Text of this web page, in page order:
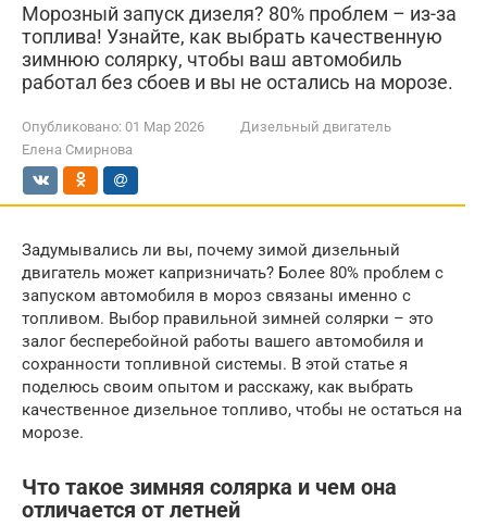
Морозный запуск дизеля? 80% проблем – из-за
топлива! Узнайте, как выбрать качественную
зимнюю солярку, чтобы ваш автомобиль
работал без сбоев и вы не остались на морозе.
Опубликовано: 01 Мар 2026
Дизельный двигатель
Елена Смирнова
Задумывались ли вы, почему зимой дизельный
двигатель может капризничать? Более 80% проблем с
запуском автомобиля в мороз связаны именно с
топливом. Выбор правильной зимней солярки – это
залог бесперебойной работы вашего автомобиля и
сохранности топливной системы. В этой статье я
поделюсь своим опытом и расскажу, как выбрать
качественное дизельное топливо, чтобы не остаться на
морозе.
Что такое зимняя солярка и чем она
отличается от летней